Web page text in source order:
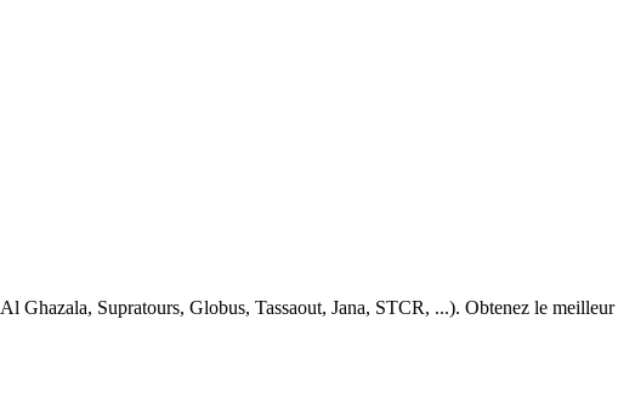
Ghazala, Supratours, Globus, Tassaout, Jana, STCR, ...). Obtenez le meilleur